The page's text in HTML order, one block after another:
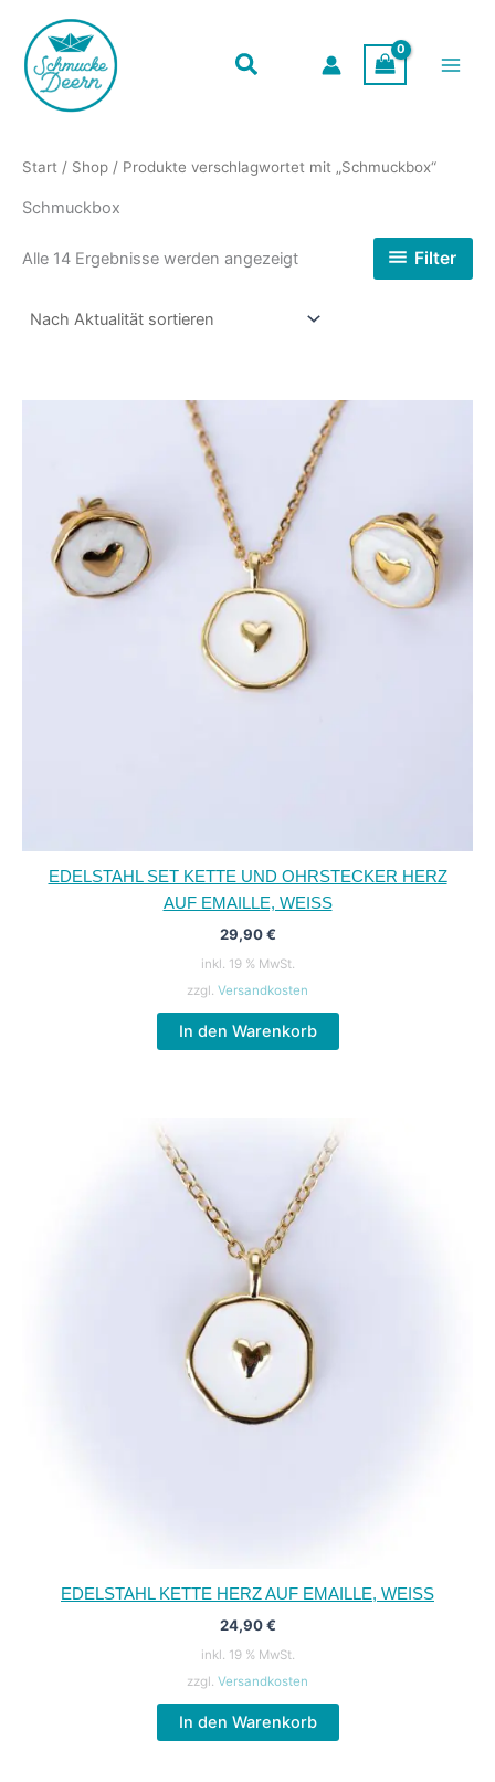
Inhalt
springen
Start / Shop / Produkte verschlagwortet mit „Schmuckbox“
Schmuckbox
Alle 14 Ergebnisse werden angezeigtNach Filter
EDELSTAHL SET KETTE UND OHRSTECKER HERZ
AUF EMAILLE, WEISS
29,90€
inkl. 19 % MwSt.
zzgl. Versandkosten
In den Warenkorb
EDELSTAHL KETTE HERZ AUF EMAILLE, WEISS
24,90€
inkl. 19 % MwSt.
zzgl. Versandkosten
In den Warenkorb